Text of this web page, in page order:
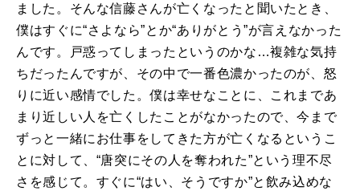
ました。そんな信藤さんが亡くなったと聞いたとき、
僕はすぐに“さよなら”とか“ありがとう”が言えなかった
んです。戸惑ってしまったというのかな…複雑な気持
ちだったんですが、その中で一番色濃かったのが、怒
りに近い感情でした。僕は幸せなことに、これまであ
まり近しい人を亡くしたことがなかったので、今まで
ずっと一緒にお仕事をしてきた方が亡くなるというこ
とに対して、“唐突にその人を奪われた”という理不尽
さを感じて。すぐに“はい、そうですか”と飲み込めな